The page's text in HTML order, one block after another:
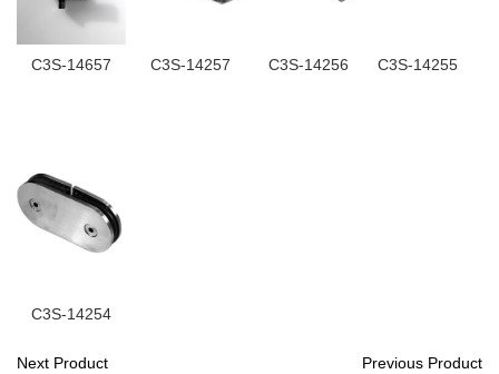
C3S-14657 C3S-14257 C3S-14256 C3S-14255
C3S-14254
Next Product Previous Product